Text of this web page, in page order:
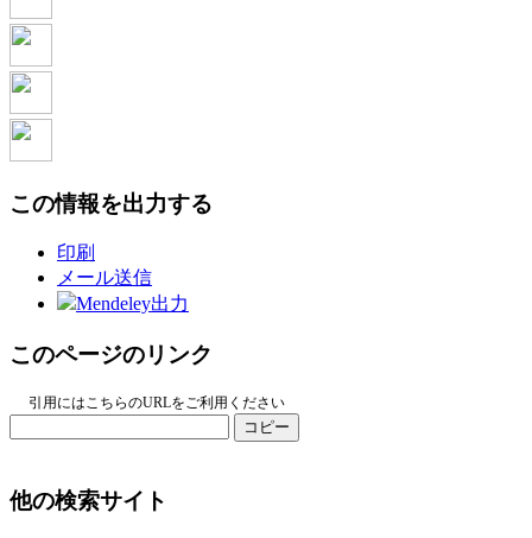
この情報を出力する
印刷
メール送信
Mendeley出力
このページのリンク
引用にはこちらのURLをご利用ください
コピー
他の検索サイト